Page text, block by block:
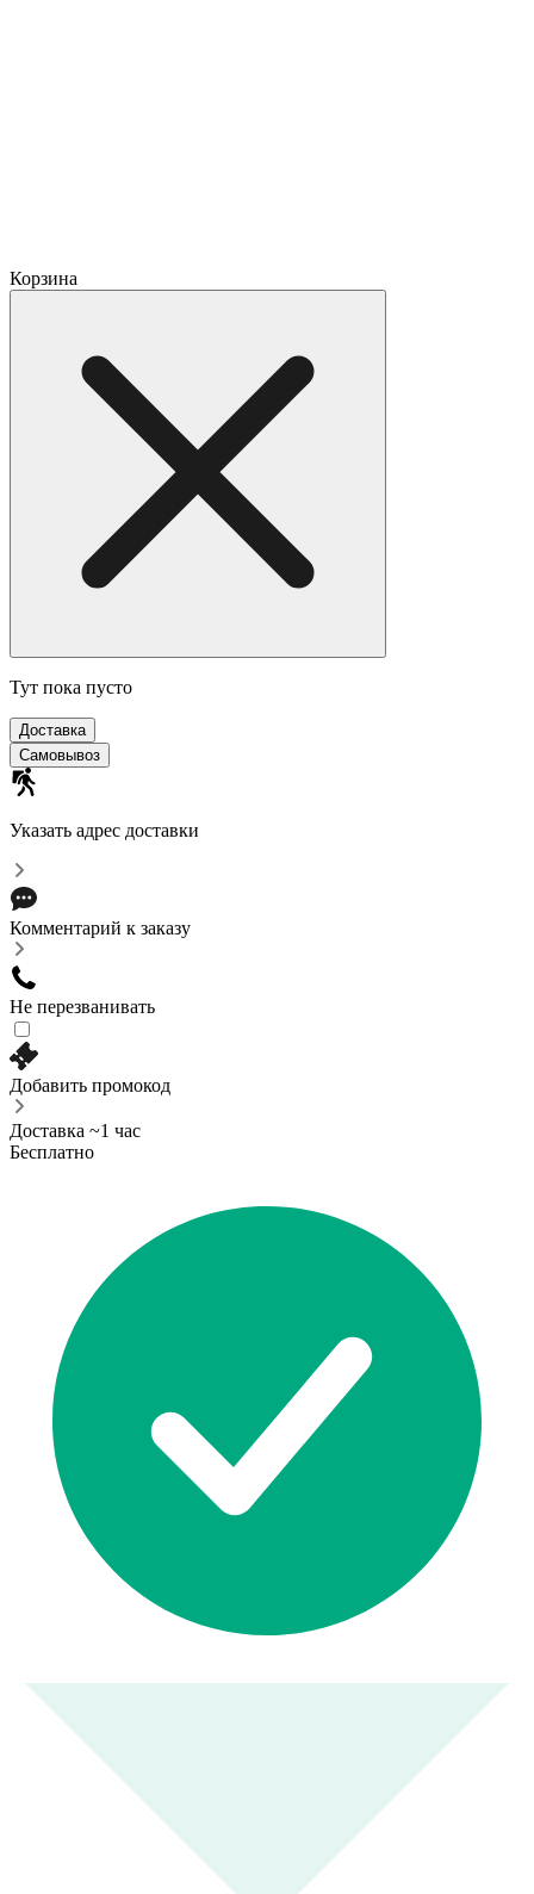
Корзина
Тут пока пусто
Доставка
Самовывоз
Указать адрес доставки
Комментарий к заказу
Не перезванивать
Добавить промокод
Доставка ~1 час
Бесплатно